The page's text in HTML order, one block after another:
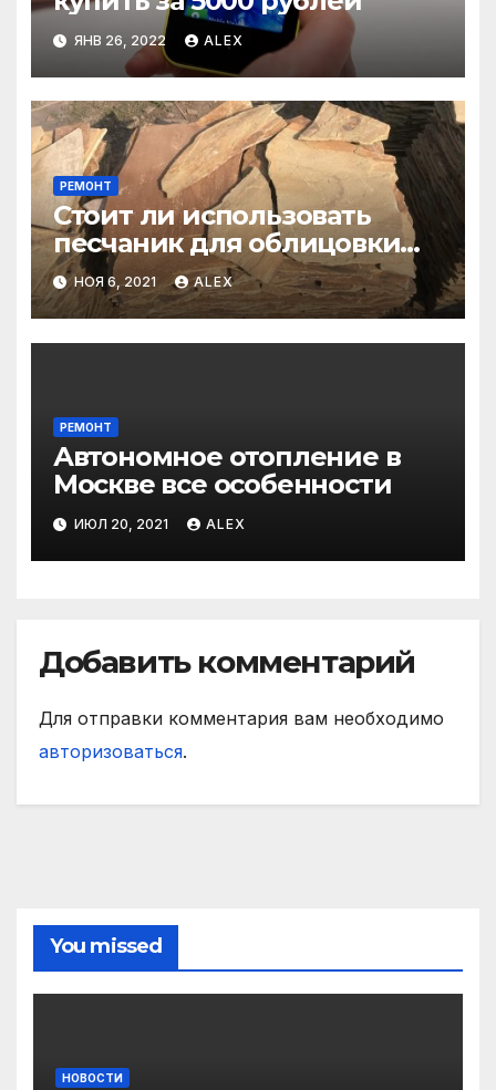
ЯНВ 26, 2022 ALEX
РЕМОНТ
Стоит ли использовать
песчаник для облицовки
фасада?
НОЯ 6, 2021 ALEX
РЕМОНТ
Автономное отопление в
Москве все особенности
ИЮЛ 20, 2021 ALEX
Добавить комментарий
Для отправки комментария вам необходимо
авторизоваться.
You missed
НОВОСТИ